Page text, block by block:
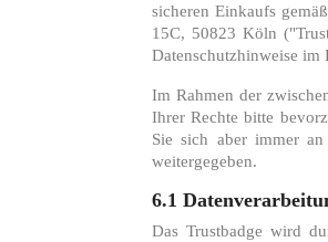
sicheren Einkaufs
15C, 50823 Köln
Datenschutzhinweise im
Im Rahmen der
Ihrer Rechte bitte
Sie sich aber immer
weitergegeben.
6.1
Das Trustbadge wird